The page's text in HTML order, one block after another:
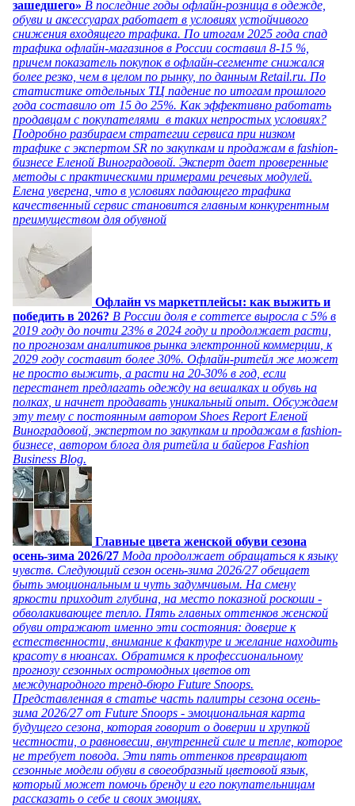
зашедшего» В последние годы офлайн-розница в одежде,
обуви и аксессуарах работает в условиях устойчивого
снижения входящего трафика. По итогам 2025 года спад
трафика офлайн-магазинов в России составил 8-15 %,
причем показатель покупок в офлайн-сегменте снижался
более резко, чем в целом по рынку, по данным Retail.ru. По
статистике отдельных ТЦ падение по итогам прошлого
года составило от 15 до 25%. Как эффективно работать
продавцам с покупателями в таких непростых условиях?
Подробно разбираем стратегии сервиса при низком
трафике с экспертом SR по закупкам и продажам в fashion-
бизнесе Еленой Виноградовой. Эксперт дает проверенные
методы с практическими примерами речевых модулей.
Елена уверена, что в условиях падающего трафика
качественный сервис становится главным конкурентным
преимуществом для обувной
Офлайн vs маркетплейсы: как выжить и
победить в 2026? В России доля e commerce выросла с 5% в
2019 году до почти 23% в 2024 году и продолжает расти,
по прогнозам аналитиков рынка электронной коммерции, к
2029 году составит более 30%. Офлайн-ритейл же может
не просто выжить, а расти на 20-30% в год, если
перестанет предлагать одежду на вешалках и обувь на
полках, и начнет продавать уникальный опыт. Обсуждаем
эту тему с постоянным автором Shoes Report Еленой
Виноградовой, экспертом по закупкам и продажам в fashion-
бизнесе, автором блога для ритейла и байеров Fashion
Business Blog.
Главные цвета женской обуви сезона
осень-зима 2026/27 Мода продолжает обращаться к языку
чувств. Следующий сезон осень-зима 2026/27 обещает
быть эмоциональным и чуть задумчивым. На смену
яркости приходит глубина, на место показной роскоши -
обволакивающее тепло. Пять главных оттенков женской
обуви отражают именно эти состояния: доверие к
естественности, внимание к фактуре и желание находить
красоту в нюансах. Обратимся к профессиональному
прогнозу сезонных остромодных цветов от
международного тренд-бюро Future Snoops.
Представленная в статье часть палитры сезона осень-
зима 2026/27 от Future Snoops - эмоциональная карта
будущего сезона, которая говорит о доверии и хрупкой
честности, о равновесии, внутренней силе и тепле, которое
не требует повода. Эти пять оттенков превращают
сезонные модели обуви в своеобразный цветовой язык,
который может помочь бренду и его покупательницам
рассказать о себе и своих эмоциях.